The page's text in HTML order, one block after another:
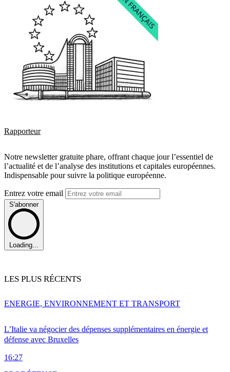
Rapporteur
Notre newsletter gratuite phare, offrant chaque jour l’essentiel de
l’actualité et de l’analyse des institutions et capitales européennes.
Indispensable pour suivre la politique européenne.
Entrez votre email
S'abonner
Loading...
LES PLUS RÉCENTS
L’Italie va négocier des dépenses supplémentaires en énergie et
défense avec Bruxelles
16:27
ENERGIE, ENVIRONNEMENT ET TRANSPORT